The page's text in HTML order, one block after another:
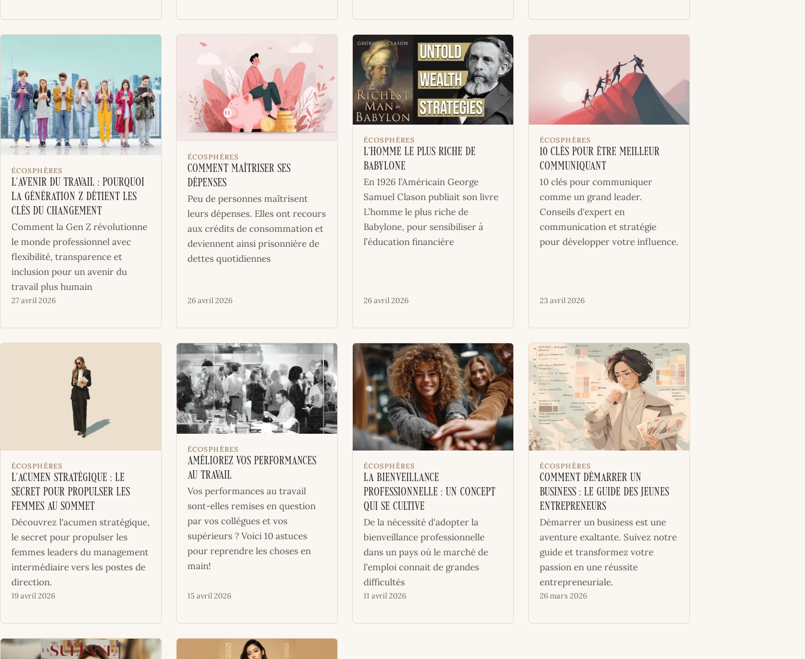
ÉCOSPHÈRES
L’avenir du travail : Pourquoi
la Génération Z détient les
clés du changement
Comment la Gen Z révolutionne
le monde professionnel avec
flexibilité, transparence et
inclusion pour un avenir du
travail plus humain
27 avril 2026
ÉCOSPHÈRES
Comment maîtriser ses
dépenses
Peu de personnes maîtrisent
leurs dépenses. Elles ont recours
aux crédits de consommation et
deviennent ainsi prisonnière de
dettes quotidiennes
26 avril 2026
ÉCOSPHÈRES
L’homme le plus riche de
Babylone
En 1926 l’Américain George
Samuel Clason publiait son livre
L’homme le plus riche de
Babylone, pour sensibiliser à
l’éducation financière
26 avril 2026
ÉCOSPHÈRES
10 clés pour être meilleur
communiquant
10 clés pour communiquer
comme un grand leader.
Conseils d'expert en
communication et stratégie
pour développer votre influence.
23 avril 2026
ÉCOSPHÈRES
L’acumen stratégique : le
secret pour propulser les
femmes au sommet
Découvrez l'acumen stratégique,
le secret pour propulser les
femmes leaders du management
intermédiaire vers les postes de
direction.
19 avril 2026
ÉCOSPHÈRES
Améliorez vos performances
au travail
Vos performances au travail
sont-elles remises en question
par vos collègues et vos
supérieurs ? Voici 10 astuces
pour reprendre les choses en
main!
15 avril 2026
ÉCOSPHÈRES
La bienveillance
professionnelle : un concept
qui se cultive
De la nécessité d'adopter la
bienveillance professionnelle
dans un pays où le marché de
l'emploi connait de grandes
difficultés
11 avril 2026
ÉCOSPHÈRES
Comment démarrer un
business : le guide des jeunes
entrepreneurs
Démarrer un business est une
aventure exaltante. Suivez notre
guide et transformez votre
passion en une réussite
entrepreneuriale.
26 mars 2026